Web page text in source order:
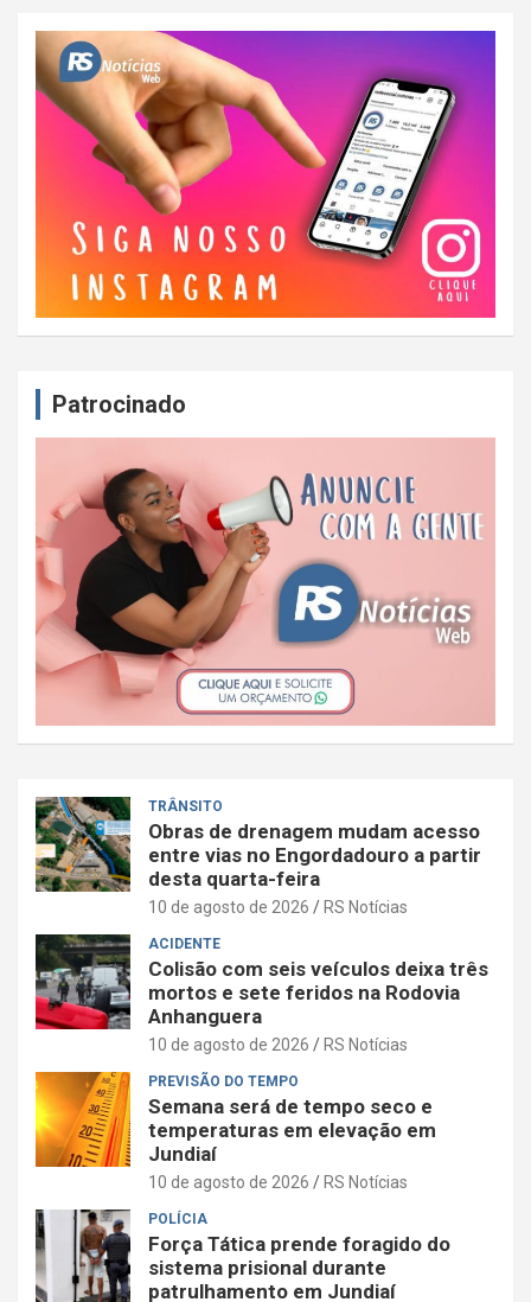
Patrocinado
TRÂNSITO
Obras de drenagem mudam acesso
entre vias no Engordadouro a partir
desta quarta-feira
10 de agosto de 2026 RS Notícias
ACIDENTE
Colisão com seis veículos deixa três
mortos e sete feridos na Rodovia
Anhanguera
10 de agosto de 2026 RS Notícias
PREVISÃO DO TEMPO
Semana será de tempo seco e
temperaturas em elevação em
Jundiaí
10 de agosto de 2026 RS Notícias
POLÍCIA
Força Tática prende foragido do
sistema prisional durante
patrulhamento em Jundiaí